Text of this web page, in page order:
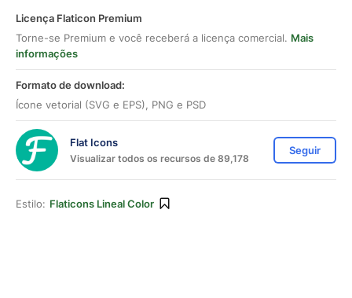
Licença Flaticon Premium
Torne-se Premium e você receberá a licença comercial. Mais
informações
Formato de download:
Ícone vetorial (SVG e EPS), PNG e PSD
Flat Icons
Visualizar todos os recursos de 89,178
Seguir
Estilo: Flaticons Lineal Color